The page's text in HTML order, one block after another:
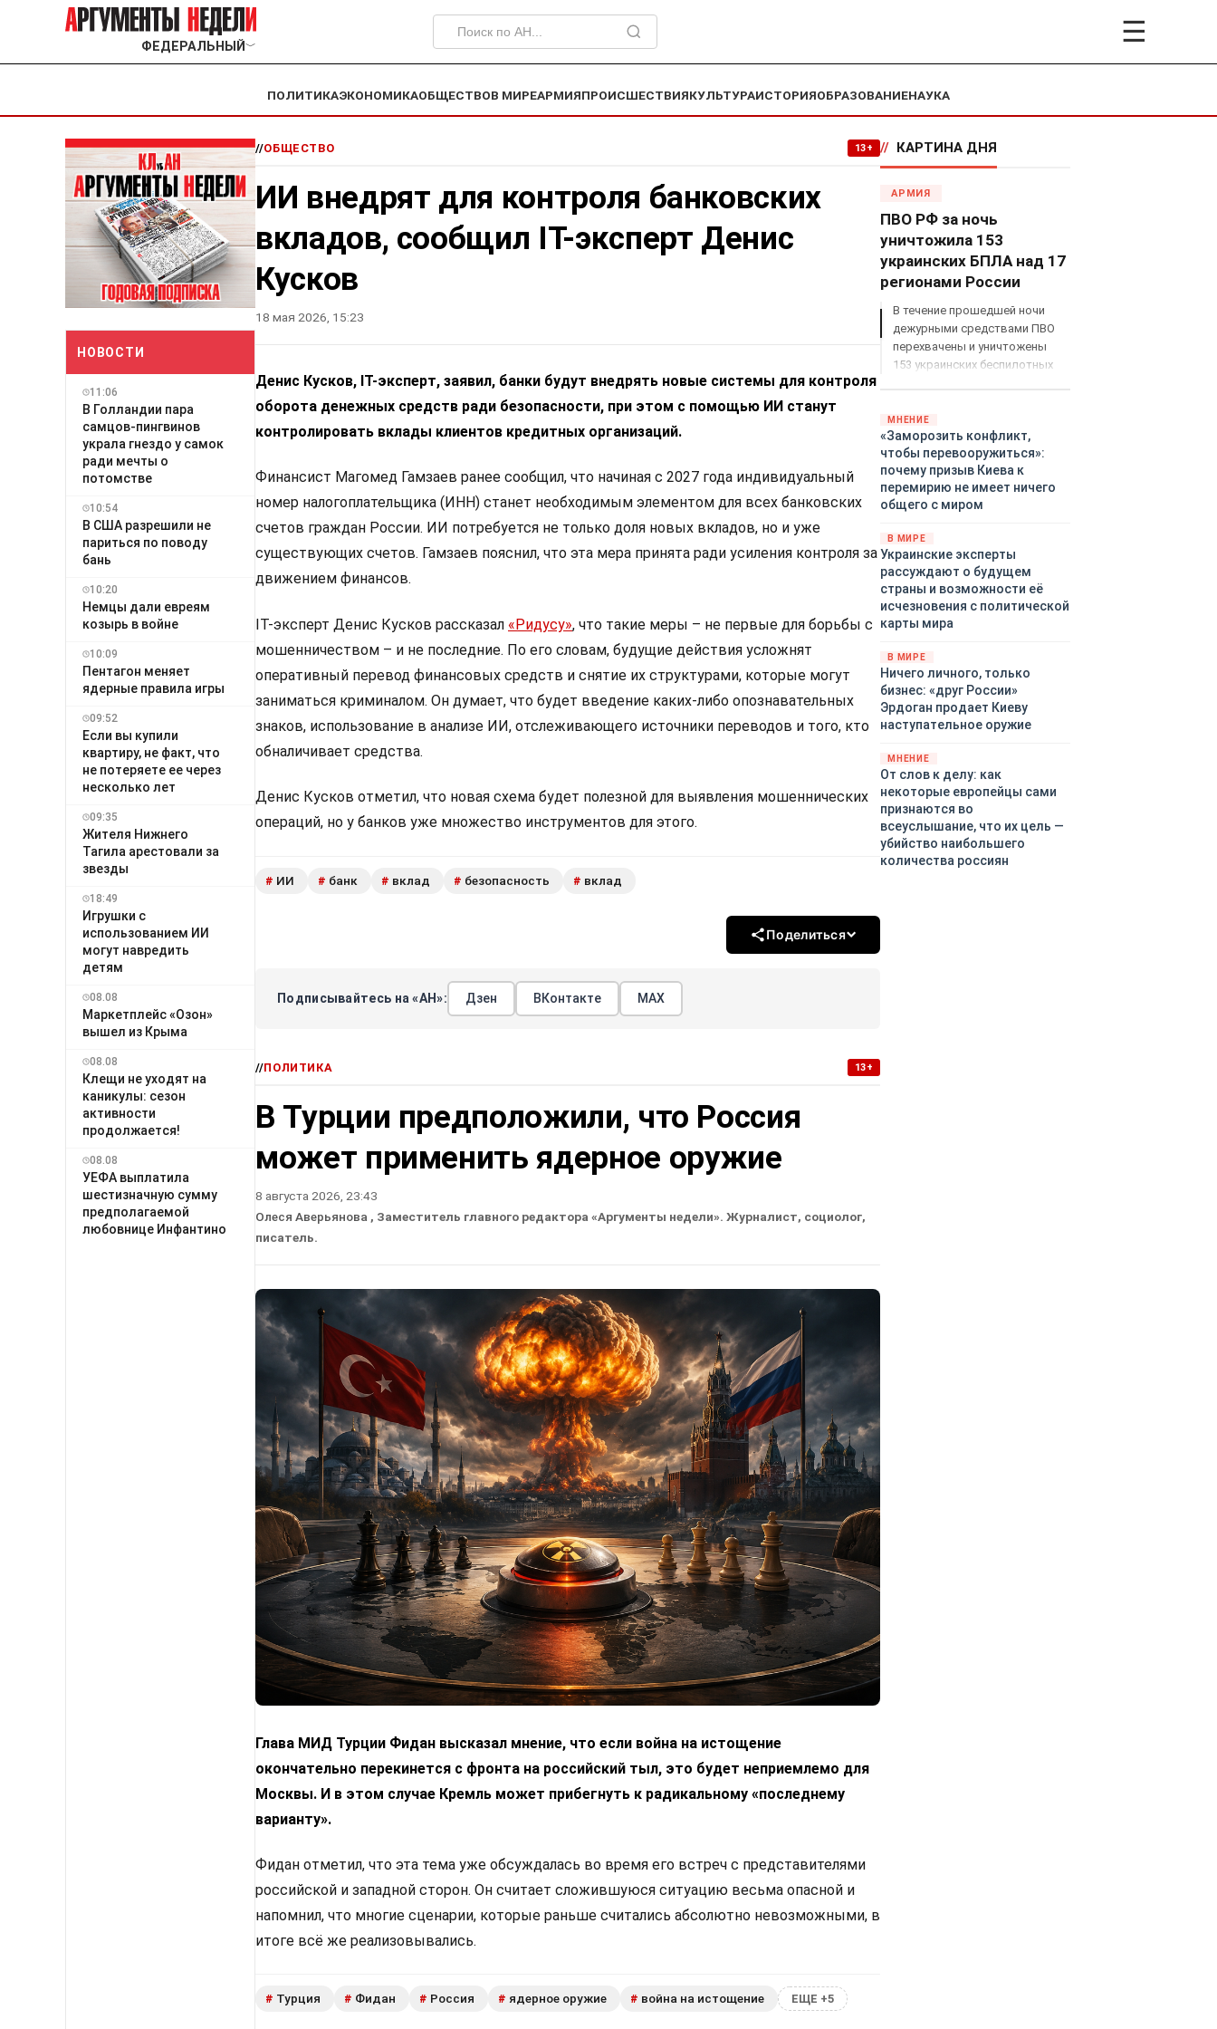
ФЕДЕРАЛЬНЫЙ ﹀ ☰
ПОЛИТИКАЭКОНОМИКАОБЩЕСТВОВ МИРЕАРМИЯПРОИСШЕСТВИЯКУЛЬТУРАИСТОРИЯОБРАЗОВАНИЕНАУКА
НОВОСТИ
11:06
В Голландии пара
самцов-пингвинов
украла гнездо у самок
ради мечты о
потомстве
10:54
В США разрешили не
париться по поводу
бань
10:20
Немцы дали евреям
козырь в войне
10:09
Пентагон меняет
ядерные правила игры
09:52
Если вы купили
квартиру, не факт, что
не потеряете ее через
несколько лет
09:35
Жителя Нижнего
Тагила арестовали за
звезды
18:49
Игрушки с
использованием ИИ
могут навредить
детям
08.08
Маркетплейс «Озон»
вышел из Крыма
08.08
Клещи не уходят на
каникулы: сезон
активности
продолжается!
08.08
УЕФА выплатила
шестизначную сумму
предполагаемой
любовнице Инфантино
//ОБЩЕСТВО 13+
ИИ внедрят для контроля банковских
вкладов, сообщил IT-эксперт Денис
Кусков
18 мая 2026, 15:23
Денис Кусков, IT-эксперт, заявил, банки будут внедрять новые системы для контроля
оборота денежных средств ради безопасности, при этом с помощью ИИ станут
контролировать вклады клиентов кредитных организаций.
Финансист Магомед Гамзаев ранее сообщил, что начиная с 2027 года индивидуальный
номер налогоплательщика (ИНН) станет необходимым элементом для всех банковских
счетов граждан России. ИИ потребуется не только доля новых вкладов, но и уже
существующих счетов. Гамзаев пояснил, что эта мера принята ради усиления контроля за
движением финансов.
IT-эксперт Денис Кусков рассказал «Ридусу», что такие меры – не первые для борьбы с
мошенничеством – и не последние. По его словам, будущие действия усложнят
оперативный перевод финансовых средств и снятие их структурами, которые могут
заниматься криминалом. Он думает, что будет введение каких-либо опознавательных
знаков, использование в анализе ИИ, отслеживающего источники переводов и того, кто
обналичивает средства.
Денис Кусков отметил, что новая схема будет полезной для выявления мошеннических
операций, но у банков уже множество инструментов для этого.
# ИИ # банк # вклад # безопасность # вклад
Поделиться
Подписывайтесь на «АН»: Дзен ВКонтакте МАХ
//ПОЛИТИКА 13+
В Турции предположили, что Россия
может применить ядерное оружие
8 августа 2026, 23:43
Олеся Аверьянова , Заместитель главного редактора «Аргументы недели». Журналист, социолог,
писатель.
Глава МИД Турции Фидан высказал мнение, что если война на истощение
окончательно перекинется с фронта на российский тыл, это будет неприемлемо для
Москвы. И в этом случае Кремль может прибегнуть к радикальному «последнему
варианту».
Фидан отметил, что эта тема уже обсуждалась во время его встреч с представителями
российской и западной сторон. Он считает сложившуюся ситуацию весьма опасной и
напомнил, что многие сценарии, которые раньше считались абсолютно невозможными, в
итоге всё же реализовывались.
# Турция # Фидан # Россия # ядерное оружие # война на истощение ЕЩЕ +5
// КАРТИНА ДНЯ
АРМИЯ
ПВО РФ за ночь
уничтожила 153
украинских БПЛА над 17
регионами России
В течение прошедшей ночи
дежурными средствами ПВО
перехвачены и уничтожены
153 украинских беспилотных
территориями Белгородской,
Брянской, Владимирской,
Воронежской, Калужской,
Курской, Липецкой,
Орловской, Ростовской,
Рязанской, Самарской,
Тульской областей,
Московского региона,
Республики Крым, Республики
Татарстан, Краснодарского
края и над акваториями
МНЕНИЕ
«Заморозить конфликт,
чтобы перевооружиться»:
почему призыв Киева к
перемирию не имеет ничего
общего с миром
В МИРЕ
Украинские эксперты
рассуждают о будущем
страны и возможности её
исчезновения с политической
карты мира
В МИРЕ
Ничего личного, только
бизнес: «друг России»
Эрдоган продает Киеву
наступательное оружие
МНЕНИЕ
От слов к делу: как
некоторые европейцы сами
признаются во
всеуслышание, что их цель —
убийство наибольшего
количества россиян